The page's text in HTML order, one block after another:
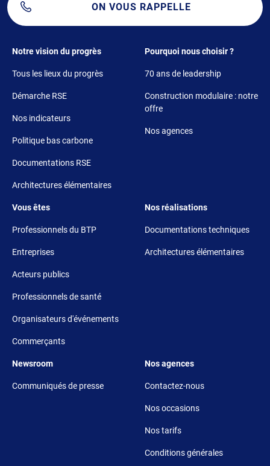
ON VOUS RAPPELLE
Footer 1
Notre vision du progrès
Tous les lieux du progrès
Démarche RSE
Nos indicateurs
Politique bas carbone
Documentations RSE
Architectures élémentaires
Footer 2
Pourquoi nous choisir ?
70 ans de leadership
Construction modulaire : notre
offre
Nos agences
Footer 3
Vous êtes
Professionnels du BTP
Entreprises
Acteurs publics
Professionnels de santé
Organisateurs d'événements
Commerçants
Footer 4
Nos réalisations
Documentations techniques
Architectures élémentaires
Footer 5
Newsroom
Communiqués de presse
Footer 6
Nos agences
Contactez-nous
Nos occasions
Nos tarifs
Conditions générales